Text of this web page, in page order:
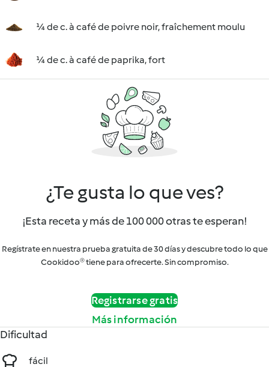
¼ de c. à café de poivre noir, fraîchement moulu
¼ de c. à café de paprika, fort
¿Te gusta lo que ves?
¡Esta receta y más de 100 000 otras te esperan!
Regístrate en nuestra prueba gratuita de 30 días y descubre todo lo que
Cookidoo® tiene para ofrecerte. Sin compromiso.
Registrarse gratis
Más información
Dificultad
fácil